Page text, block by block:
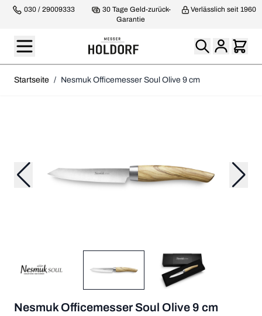
030 / 29009333
30 Tage Geld-zurück-
Garantie
Verlässlich seit 1960
Startseite / Nesmuk Officemesser Soul Olive 9 cm
Nesmuk Officemesser Soul Olive 9 cm